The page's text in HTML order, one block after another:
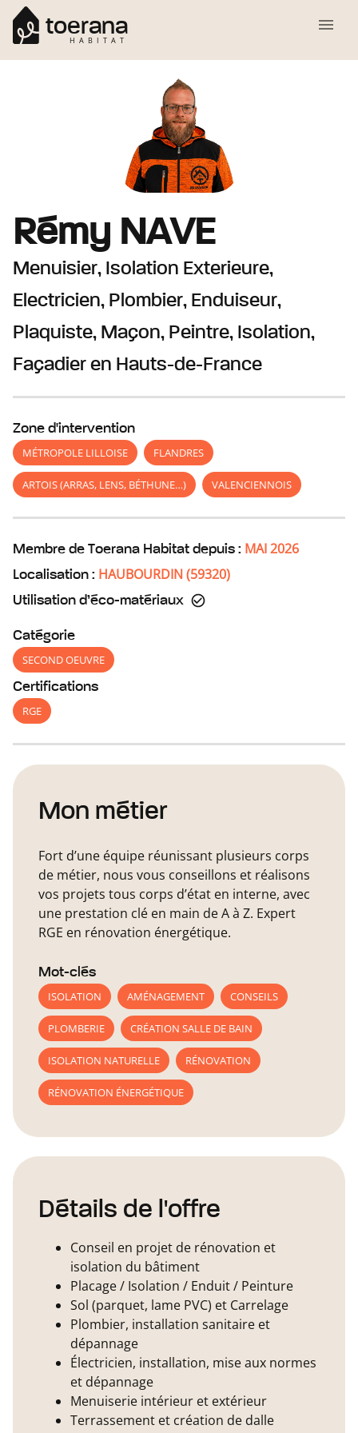
toerana
HABITAT
Rémy NAVE
Menuisier, Isolation Exterieure,
Electricien, Plombier, Enduiseur,
Plaquiste, Maçon, Peintre, Isolation,
Façadier en Hauts-de-France
Zone d'intervention
MÉTROPOLE LILLOISE
FLANDRES
ARTOIS (ARRAS, LENS, BÉTHUNE…) VALENCIENNOIS
Membre de Toerana Habitat depuis : MAI 2026
Localisation : HAUBOURDIN(59320)
Utilisation d’éco-matériaux
Catégorie
SECOND OEUVRE
Certifications
RGE
Mon métier
Fort d’une équipe réunissant plusieurs corps
de métier, nous vous conseillons et réalisons
vos projets tous corps d’état en interne, avec
une prestation clé en main de A à Z. Expert
RGE en rénovation énergétique.
Mot-clés
ISOLATION
AMÉNAGEMENT CONSEILS
PLOMBERIE CRÉATION SALLE DE BAIN
ISOLATION NATURELLE RÉNOVATION
RÉNOVATION ÉNERGÉTIQUE
Détails de l'offre
Conseil en projet de rénovation et
isolation du bâtiment
Placage / Isolation / Enduit / Peinture
Sol (parquet, lame PVC) et Carrelage
Plombier, installation sanitaire et
dépannage
Électricien, installation, mise aux normes
et dépannage
Menuiserie intérieur et extérieur
Terrassement et création de dalle